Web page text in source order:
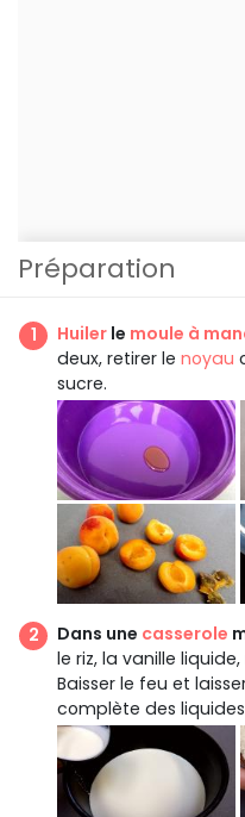
Préparation
Huiler le moule à
deux, retirer le noyau
sucre.
Dans une casserole
le riz, la vanille
Baisser le feu et
complète des